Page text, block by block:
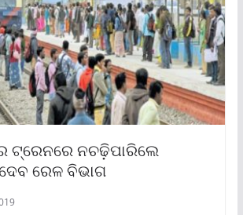
ଟ୍ରେନରେ ନଚଢ଼ିପାରିଲେ
ରେଳ ବିଭାଗ